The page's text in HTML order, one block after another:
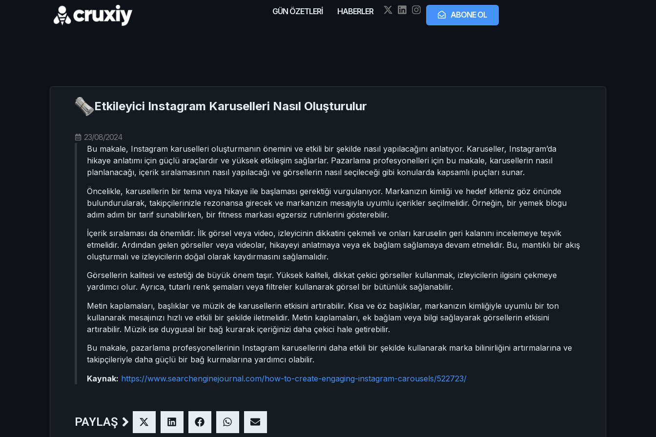
GÜN ÖZETLERİ HABERLER ABONE OL
Etkileyici Instagram Karuselleri Nasıl Oluşturulur
23/08/2024
Bu makale, Instagram karuselleri oluşturmanın önemini ve etkili bir şekilde nasıl yapılacağını anlatıyor. Karuseller, Instagram’da
hikaye anlatımı için güçlü araçlardır ve yüksek etkileşim sağlarlar. Pazarlama profesyonelleri için bu makale, karusellerin nasıl
planlanacağı, içerik sıralamasının nasıl yapılacağı ve görsellerin nasıl seçileceği gibi konularda kapsamlı ipuçları sunar.
Öncelikle, karusellerin bir tema veya hikaye ile başlaması gerektiği vurgulanıyor. Markanızın kimliği ve hedef kitleniz göz önünde
bulundurularak, takipçilerinizle rezonansa girecek ve markanızın mesajıyla uyumlu içerikler seçilmelidir. Örneğin, bir yemek blogu
adım adım bir tarif sunabilirken, bir fitness markası egzersiz rutinlerini gösterebilir.
İçerik sıralaması da önemlidir. İlk görsel veya video, izleyicinin dikkatini çekmeli ve onları karuselin geri kalanını incelemeye teşvik
etmelidir. Ardından gelen görseller veya videolar, hikayeyi anlatmaya veya ek bağlam sağlamaya devam etmelidir. Bu, mantıklı bir akış
oluşturmalı ve izleyicilerin doğal olarak kaydırmasını sağlamalıdır.
Görsellerin kalitesi ve estetiği de büyük önem taşır. Yüksek kaliteli, dikkat çekici görseller kullanmak, izleyicilerin ilgisini çekmeye
yardımcı olur. Ayrıca, tutarlı renk şemaları veya filtreler kullanarak görsel bir bütünlük sağlanabilir.
Metin kaplamaları, başlıklar ve müzik de karusellerin etkisini artırabilir. Kısa ve öz başlıklar, markanızın kimliğiyle uyumlu bir ton
kullanarak mesajınızı hızlı ve etkili bir şekilde iletmelidir. Metin kaplamaları, ek bağlam veya bilgi sağlayarak görsellerin etkisini
artırabilir. Müzik ise duygusal bir bağ kurarak içeriğinizi daha çekici hale getirebilir.
Bu makale, pazarlama profesyonellerinin Instagram karusellerini daha etkili bir şekilde kullanarak marka bilinirliğini artırmalarına ve
takipçileriyle daha güçlü bir bağ kurmalarına yardımcı olabilir.
Kaynak: https://www.searchenginejournal.com/how-to-create-engaging-instagram-carousels/522723/
PAYLAŞ